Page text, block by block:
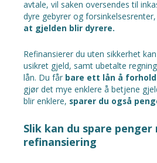
avtale, vil saken oversendes til
dyre gebyrer og
at gjelden blir dyrere.
Refinansierer du uten sikkerhet
usikret gjeld, samt ubetalte
lån. Du får bare ett lån å
gjør det mye enklere å betjene
blir enklere, sparer du også
Slik kan du spare penger
refinansiering